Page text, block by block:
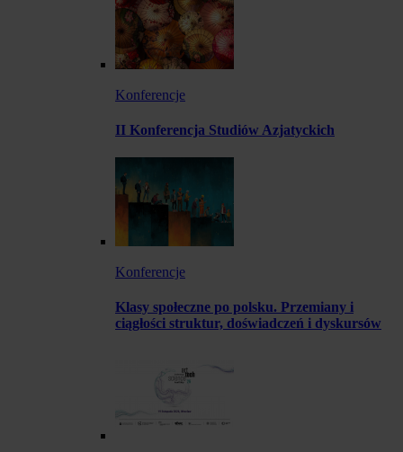
Konferencje
II Konferencja Studiów Azjatyckich
Konferencje
Klasy społeczne po polsku. Przemiany i
ciągłości struktur, doświadczeń i dyskursów